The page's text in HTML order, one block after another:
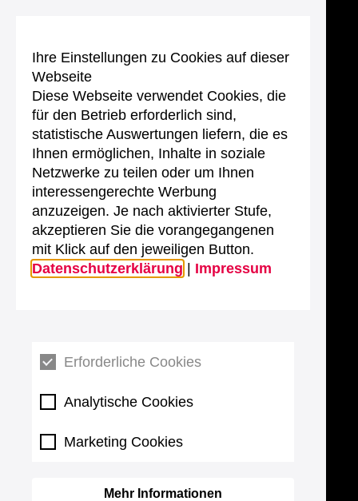
Ihre Einstellungen zu Cookies auf dieser
Webseite
Diese Webseite verwendet Cookies, die
für den Betrieb erforderlich sind,
statistische Auswertungen liefern, die es
Ihnen ermöglichen, Inhalte in soziale
Netzwerke zu teilen oder um Ihnen
interessengerechte Werbung
anzuzeigen. Je nach aktivierter Stufe,
akzeptieren Sie die vorangegangenen
mit Klick auf den jeweiligen Button.
Datenschutzerklärung
Impressum
Erforderliche Cookies
Analytische Cookies
Marketing Cookies
Mehr Informationen